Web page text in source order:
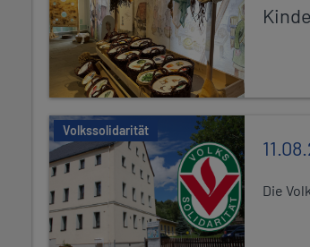
Volkssolidarität
Die